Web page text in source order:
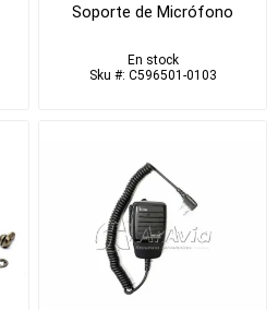
Soporte de Micrófono
En stock
Sku #: C596501-0103